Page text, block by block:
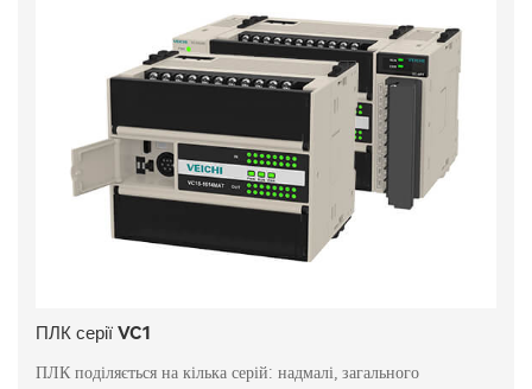
ПЛК серії VC1
ПЛК поділяється на кілька серій: надмалі, загального